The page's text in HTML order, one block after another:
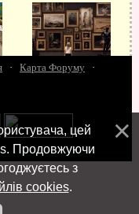
разу Хлопець хоче сексу
Займатися сексом
· Карта Форуму
·
цей
Продовжуючи
з
cookies.